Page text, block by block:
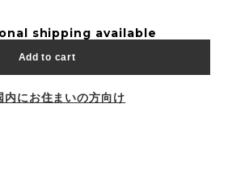
shipping available
Add to cart
内にお住まいの方向け